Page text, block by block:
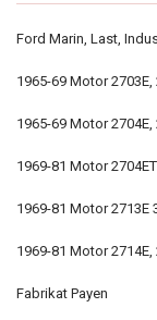
Ford Marin, Last,
1965-69 Motor 2703E,
1965-69 Motor 2704E,
1969-81 Motor
1969-81 Motor 2713E
1969-81 Motor 2714E,
Fabrikat Payen